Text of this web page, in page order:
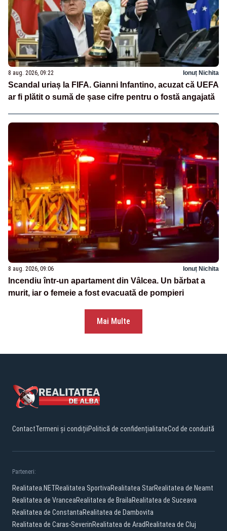
8 aug. 2026, 09:22 Ionuț Nichita
Scandal uriaș la FIFA. Gianni Infantino, acuzat că UEFA
ar fi plătit o sumă de șase cifre pentru o fostă angajată
8 aug. 2026, 09:06 Ionuț Nichita
Incendiu într-un apartament din Vâlcea. Un bărbat a
murit, iar o femeie a fost evacuată de pompieri
Mai Multe
ContactTermeni și condițiiPolitică de confidențialitateCod de conduită
Parteneri:
Realitatea.NETRealitatea SportivaRealitatea StarRealitatea de Neamt
Realitatea de VranceaRealitatea de BrailaRealitatea de Suceava
Realitatea de ConstantaRealitatea de Dambovita
Realitatea de Caras-SeverinRealitatea de Arad Realitatea de Cluj